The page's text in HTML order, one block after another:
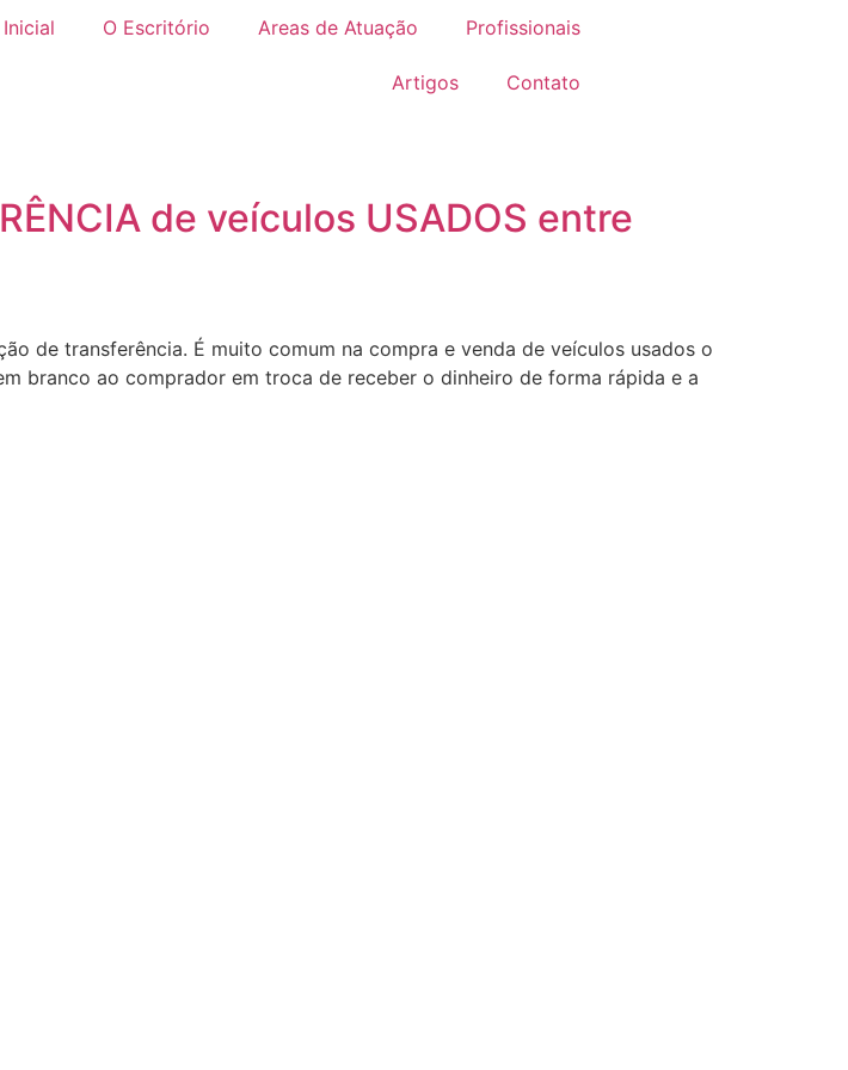
Inicial O Escritório Areas de Atuação Profissionais
Artigos Contato
de veículos USADOS entre
de transferência. É muito comum na compra e venda de veículos usados o
branco ao comprador em troca de receber o dinheiro de forma rápida e a